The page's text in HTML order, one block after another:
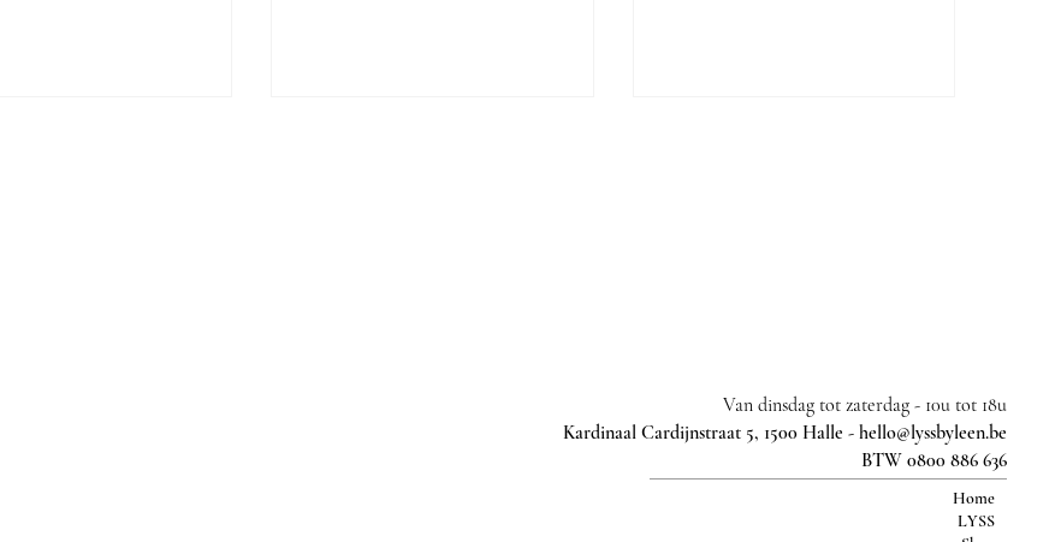
Home
LYSS
Van dinsdag tot zaterdag - 10u tot 18u
Kardinaal Cardijnstraat 5, 1500 Halle - hello@lyssbyleen.be
BTW 0800 886 636